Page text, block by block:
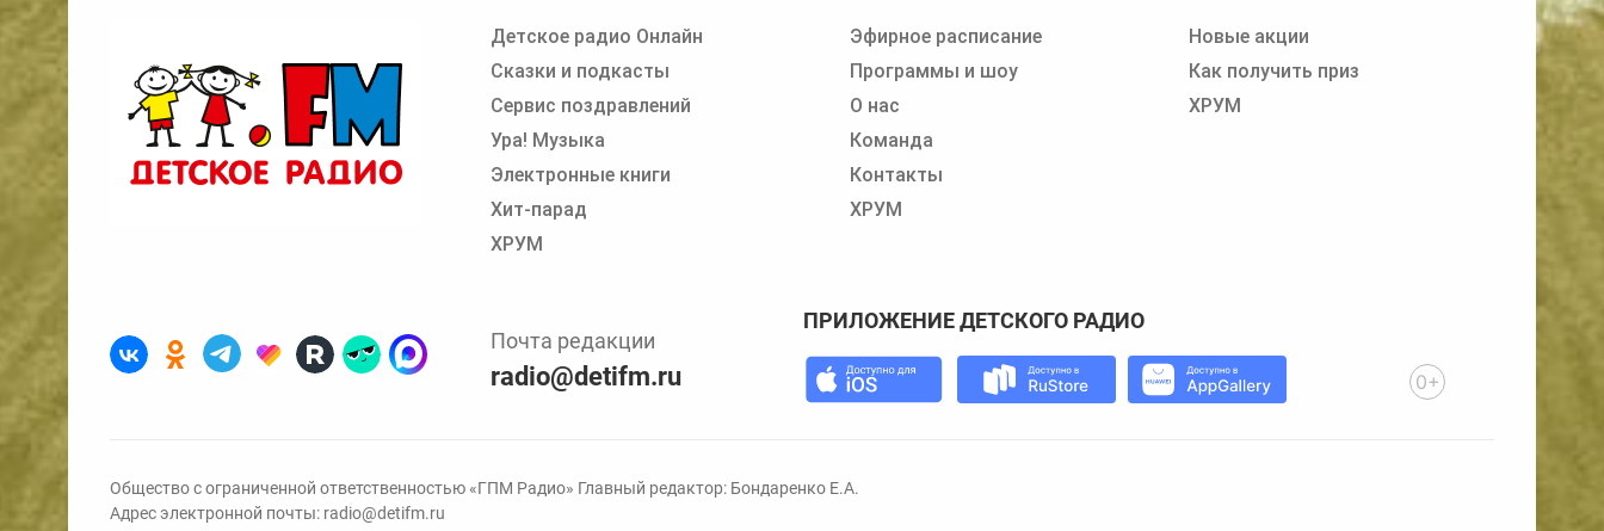
Добавьте в очередь прослушивания другие записи программ или сказок
Детское радио Онлайн
Сказки и подкасты
Сервис поздравлений
Ура! Музыка
Электронные книги
Хит-парад
ХРУМ
Эфирное расписание
Программы и шоу
О нас
Команда
Контакты
ХРУМ
Новые акции
Как получить приз
ХРУМ
Почта редакции
radio@detifm.ru
ПРИЛОЖЕНИЕ ДЕТСКОГО РАДИО
0+
Общество с ограниченной ответственностью «ГПМ Радио» Главный редактор: Бондаренко Е.А.
Адрес электронной почты: radio@detifm.ru